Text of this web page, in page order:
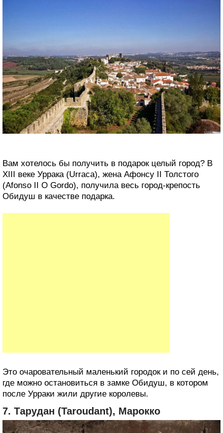
Вам хотелось бы получить в подарок целый город? В
XIII веке Уррака (Urraca), жена Афонсу II Толстого
(Afonso II O Gordo), получила весь город-крепость
Обидуш в качестве подарка.
Это очаровательный маленький городок и по сей день,
где можно остановиться в замке Обидуш, в котором
после Урраки жили другие королевы.
7. Тарудан (Taroudant), Марокко